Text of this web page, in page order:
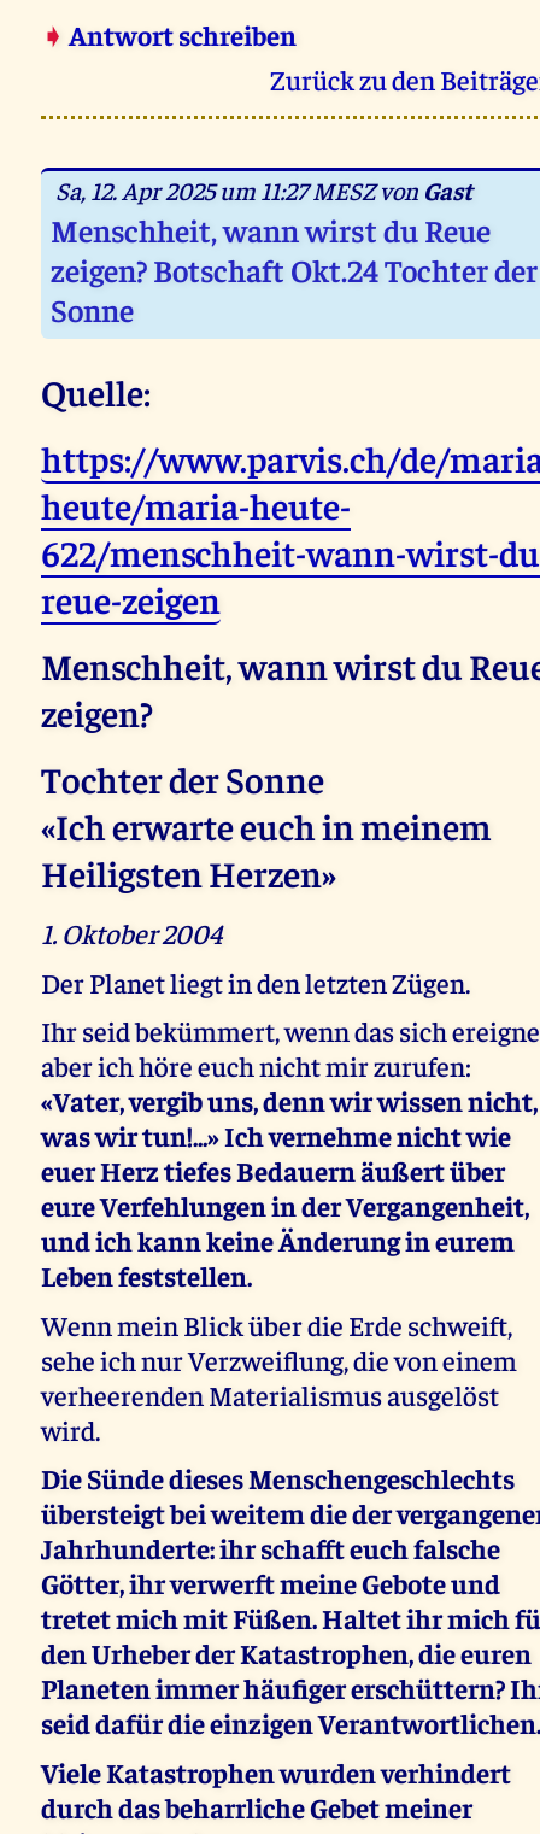
➧ Antwort schreiben
Zurück zu den
Sa, 12. Apr 2025 um 11:27 MESZ von Gast
Menschheit, wann wirst du Reue
zeigen? Botschaft Okt.24 Tochter der
Sonne
Quelle:
https://www.parvis.ch/de/
heute/maria-heute-
622/menschheit-wann-wirst-
reue-zeigen
Menschheit, wann wirst du
zeigen?
Tochter der Sonne
«Ich erwarte euch in meinem
Heiligsten Herzen»
1. Oktober 2004
Der Planet liegt in den letzten Zügen.
Ihr seid bekümmert, wenn das sich
aber ich höre euch nicht mir zurufen:
«Vater, vergib uns, denn wir wissen nicht,
was wir tun!...» Ich vernehme nicht wie
euer Herz tiefes Bedauern äußert über
eure Verfehlungen in der Vergangenheit,
und ich kann keine Änderung in eurem
Leben feststellen.
Wenn mein Blick über die Erde schweift,
sehe ich nur Verzweiflung, die von einem
verheerenden Materialismus ausgelöst
wird.
Die Sünde dieses Menschengeschlechts
übersteigt bei weitem die der
Jahrhunderte: ihr schafft euch falsche
Götter, ihr verwerft meine Gebote und
tretet mich mit Füßen. Haltet ihr mich
den Urheber der Katastrophen, die euren
Planeten immer häufiger erschüttern?
seid dafür die einzigen
Viele Katastrophen wurden verhindert
durch das beharrliche Gebet meiner